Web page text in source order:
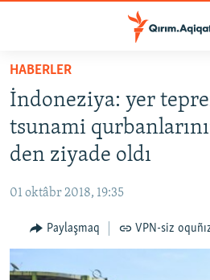
Esas
mündericege
qaytmaq
Baş
navigatsiyağa
qaytmaq
Qıdıruvğa
HABERLER
İQTİSADİYAT
MEDENİYET
İNSAN AQLARI
HABERLER
İndoneziya: yer
tsunami
den ziyade oldı
01 oktâbr 2018, 19:35
Paylaşmaq VPN-siz